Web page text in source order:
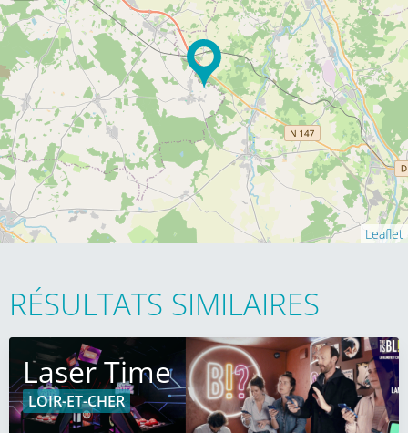
Leaflet
RÉSULTATS SIMILAIRES
Laser Time
LOIR-ET-CHER